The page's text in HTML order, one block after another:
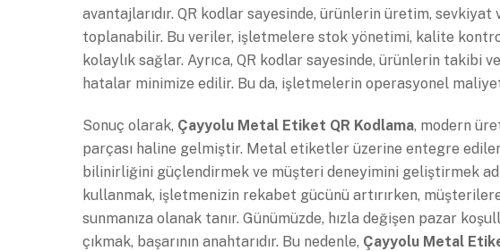
avantajlarıdır. QR kodlar sayesinde, ürünlerin üretim, sevkiyat
toplanabilir. Bu veriler, işletmelere stok yönetimi, kalite
kolaylık sağlar. Ayrıca, QR kodlar sayesinde, ürünlerin takibi
hatalar minimize edilir. Bu da, işletmelerin operasyonel
Sonuç olarak, Çayyolu Metal Etiket QR Kodlama, modern
parçası haline gelmiştir. Metal etiketler üzerine entegre
bilinirliğini güçlendirmek ve müşteri deneyimini geliştirmek
kullanmak, işletmenizin rekabet gücünü artırırken,
sunmanıza olanak tanır. Günümüzde, hızla değişen pazar
çıkmak, başarının anahtarıdır. Bu nedenle, Çayyolu Metal